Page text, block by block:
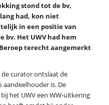
stond tot de bv,
had, kon niet
in een positie van
bv. Het UWV had hem
terecht aangemerkt
curator ontslaat de
is. De
het UWV een WW-uitkering